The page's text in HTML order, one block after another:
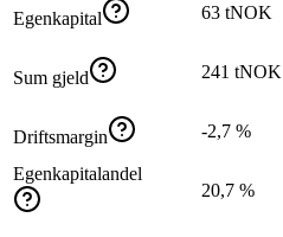
Egenkapital 63 tNOK
Sum gjeld 241 tNOK
Driftsmargin -2,7 %
Egenkapitalandel
20,7 %